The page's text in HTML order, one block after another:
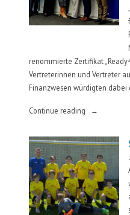
renommierte Zertifikat
Vertreterinnen und Vertreter
Finanzwesen würdigten
Continue reading